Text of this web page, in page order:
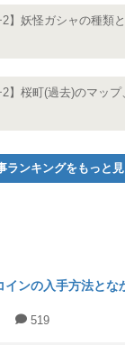
2】妖怪ガシャの種類
2】桜町(過去)のマッ
ランキングをもっと
インの入手方法とな
519